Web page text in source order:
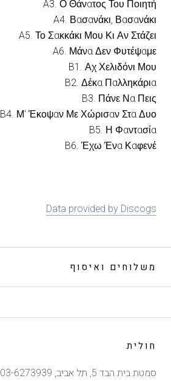
A3. Ο Θάνατος Του Ποιητή
A4. Βασανάκι, Βασανάκι
A5. Το Σακκάκι Μου Κι Αν Στάζει
A6. Μάνα Δεν Φυτέψαμε
B1. Αχ Χελιδόνι Μου
B2. Δέκα Παλληκάρια
B3. Πάνε Να Πεις
B4. Μ' Έκοψαν Με Χώρισαν Στα Δυο
B5. Η Φαντασία
B6. Έχω Ένα Καφενέ
Data provided by Discogs
משלוחים ואיסוף
חולית
סמטת בית הבד 5, תל אביב, 03-6273939